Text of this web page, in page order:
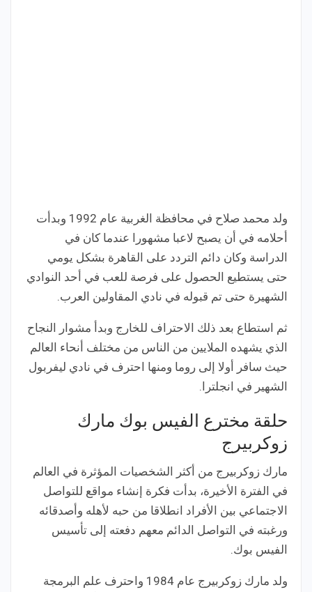
ولد محمد صلاح في محافظة الغربية عام 1992 وبدأت
أحلامه في أن يصبح لاعبا مشهورا عندما كان في
الدراسة وكان دائم التردد على القاهرة بشكل يومي
حتى يستطيع الحصول على فرصة للعب في أحد النوادي
الشهيرة حتى تم قبوله في نادي المقاولين العرب.
ثم استطاع بعد ذلك الاحتراف للخارج وبدأ مشوار النجاح
الذي يشهده الملايين من الناس من مختلف أنحاء العالم
حيث سافر أولا إلى روما ومنها احترف في نادي ليفربول
الشهير في انجلترا.
حلقة مخترع الفيس بوك مارك
زوكربيرج
مارك زوكربيرج من أكثر الشخصيات المؤثرة في العالم
في الفترة الأخيرة، بدأت فكرة إنشاء مواقع للتواصل
الاجتماعي بين الأفراد انطلاقا من حبه لأهله وأصدقائه
ورغبته في التواصل الدائم معهم دفعته إلى تأسيس
الفيس بوك.
ولد مارك زوكربيرج عام 1984 واحترف علم البرمجة